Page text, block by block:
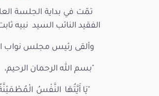
الفقيد النائب السيد نبيه ثابت
وألقى رئيس مجلس نواب
"بسم الله الرحمان الرحيم،
"يَا أَيَّتُهَا النَّفْسُ